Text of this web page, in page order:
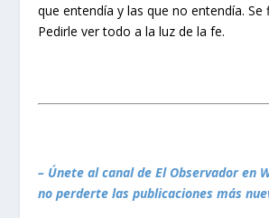
que entendía y las que no entendía. Se
Pedirle ver todo a la luz de la fe.
– Únete al canal de El Observador en
no perderte las publicaciones más